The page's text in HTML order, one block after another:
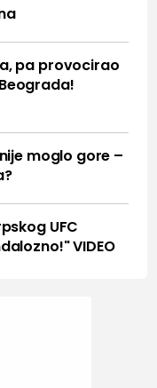
pa provocirao
moglo gore –
UFC
VIDEO